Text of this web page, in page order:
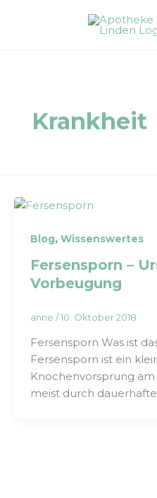
Krankheit
Blog, Wissenswertes
Fersensporn –
Vorbeugung
anne /10. Oktober 2018
Fersensporn Was ist
Fersensporn ist ein
Knochenvorsprung
meist durch